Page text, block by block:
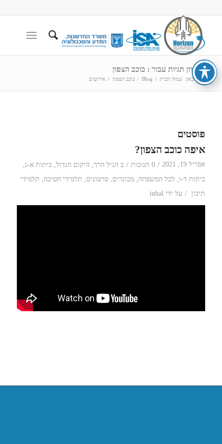
ארכיון תגיות עבור : כוכב הצפון
הנך כאן: עמוד הבית /
Blog
/ כוכב הצפון / אירועים
פוסטים
איפה כוכב הצפון?
אפריל 19, 2021 / 0 תגובות / ב הגיל הרך, היקום הגדול, כיתות א-ג,
כיתות ד-ו, לכל המשפחה, מבוגרים, סרטונים, תלמידי חטיבה, תלמידי
תיכון
/ על ידי inbal